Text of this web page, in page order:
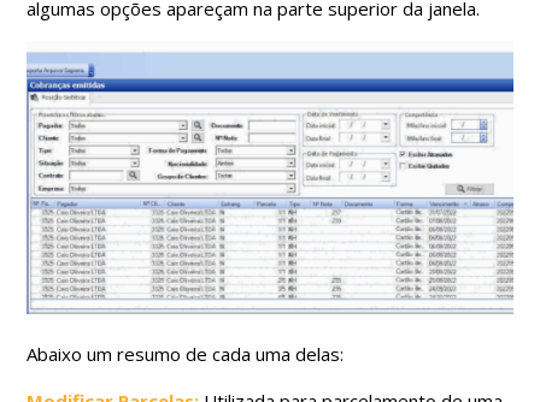
algumas opções apareçam na parte superior da janela.
Abaixo um resumo de cada uma delas: